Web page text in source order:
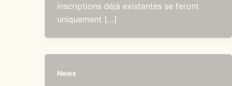
inscriptions déjà existantes se feront
uniquement […]
News